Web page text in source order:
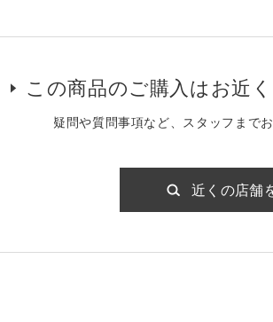
この商品のご購入はお近
疑問や質問事項など、スタッフまで
近くの店舗